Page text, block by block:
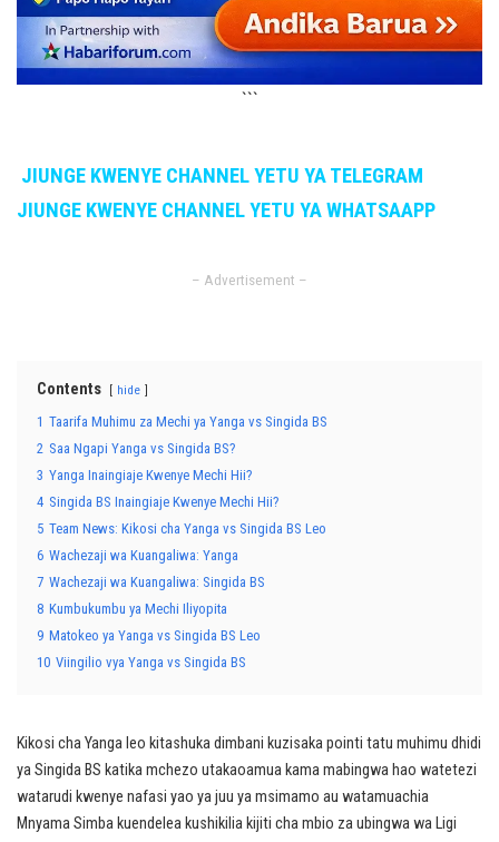
```
JIUNGE KWENYE CHANNEL YETU YA TELEGRAM
JIUNGE KWENYE CHANNEL YETU YA WHATSAAPP
– Advertisement –
Contents hide
1 Taarifa Muhimu za Mechi ya Yanga vs Singida BS
2 Saa Ngapi Yanga vs Singida BS?
3 Yanga Inaingiaje Kwenye Mechi Hii?
4 Singida BS Inaingiaje Kwenye Mechi Hii?
5 Team News: Kikosi cha Yanga vs Singida BS Leo
6 Wachezaji wa Kuangaliwa: Yanga
7 Wachezaji wa Kuangaliwa: Singida BS
8 Kumbukumbu ya Mechi Iliyopita
9 Matokeo ya Yanga vs Singida BS Leo
10 Viingilio vya Yanga vs Singida BS
Kikosi cha Yanga leo kitashuka dimbani kuzisaka pointi tatu muhimu dhidi
ya Singida BS katika mchezo utakaoamua kama mabingwa hao watetezi
watarudi kwenye nafasi yao ya juu ya msimamo au watamuachia
Mnyama Simba kuendelea kushikilia kijiti cha mbio za ubingwa wa Ligi